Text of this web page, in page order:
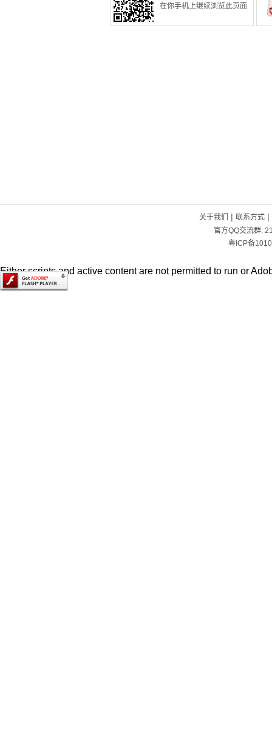
在你手机上继续浏览此页面
关于我们 | 联系方式|
官方QQ交流群:
粤ICP备
Either scripts and active content are not permitted to run or